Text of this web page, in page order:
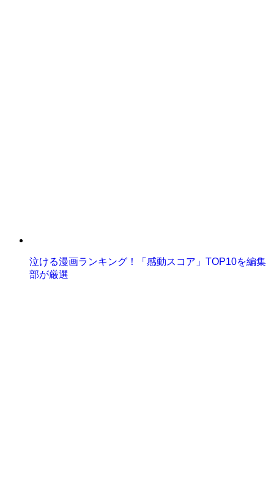
泣ける漫画ランキング！「感動スコア」TOP10を編集
部が厳選